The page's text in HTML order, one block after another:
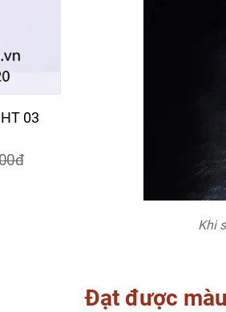
Khi
Đạt được
03